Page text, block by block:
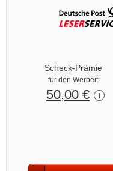
Scheck-Prämie
für den Werber:
50,00 € i